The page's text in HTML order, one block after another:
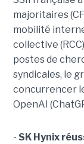
majoritaires
mobilité
collective
postes de
syndicales, le
concurrencer
OpenAI
- SK Hynix